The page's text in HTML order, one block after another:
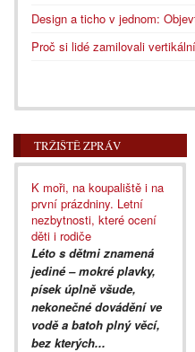
Design a ticho v jednom:
Proč si lidé zamilovali
TRŽIŠTĚ ZPRÁV
K moři, na koupaliště i na
první prázdniny. Letní
nezbytnosti, které ocení
děti i rodiče
Léto s dětmi znamená
jediné – mokré plavky,
písek úplně všude,
nekonečné dovádění ve
vodě a batoh plný věcí,
bez kterých...